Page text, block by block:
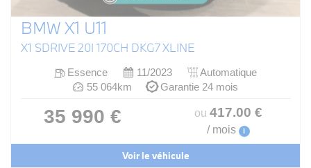
BMW X1 U11
X1 SDRIVE 20I 170CH DKG7 XLINE
Essence 11/2023
Automatique
55 064km
Garantie 24 mois
35 990 € ou 417.00 €
/ mois i
Voir le véhicule